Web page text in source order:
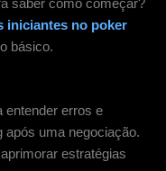
saber como começar?
iniciantes no poker
básico.
entender erros e
após uma negociação.
estratégias